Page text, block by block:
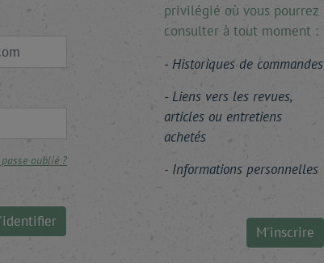
oublié ?
privilégié où vous pourrez
consulter à tout moment :
Historiques de commandes
Liens vers les revues,
articles ou entretiens
achetés
Informations personnelles
M'inscrire